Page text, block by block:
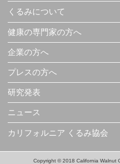
くるみについて
健康の専門家の方へ
企業の方へ
プレスの方へ
研究発表
ニュース
カリフォルニア くるみ協会
Copyright © 2018 California Walnut